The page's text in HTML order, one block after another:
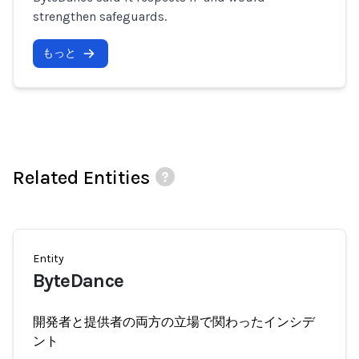
strengthen safeguards.
もっと
Related Entities
Entity
ByteDance
開発者と提供者の両方の立場で関わったインシデ
ント